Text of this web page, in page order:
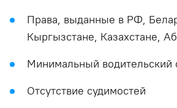
Права, выданные в РФ,
Кыргызстане, Казахстане,
Минимальный
Отсутствие судимостей